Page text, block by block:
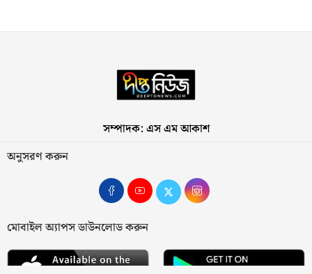
সম্পাদক: এস এম আকাশ
অনুসরণ করুন
মোবাইল অ্যাপস ডাউনলোড করুন